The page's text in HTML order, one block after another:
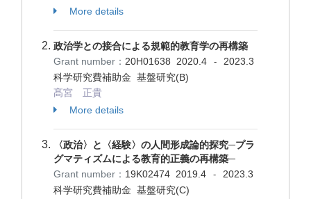
More details
政治学との接合による規範的教育学の再構築
Grant number： 20H01638 2020.4 -
2023.3
科学研究費補助金 基盤研究(B)
髙宮 正貴
More details
〈政治〉と〈経験〉の人間形成論的探究─プラ
グマティズムによる教育的正義の再構築─
Grant number： 19K02474 2019.4 -
2023.3
科学研究費補助金 基盤研究(C)